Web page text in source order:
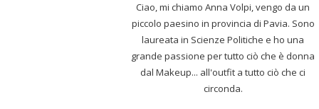
Ciao, mi chiamo Anna Volpi, vengo da un
piccolo paesino in provincia di Pavia. Sono
laureata in Scienze Politiche e ho una
grande passione per tutto ciò che è donna
dal Makeup... all'outfit a tutto ciò che ci
circonda.